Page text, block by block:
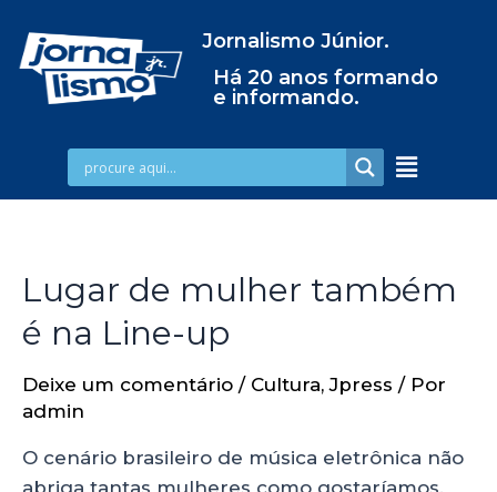
Jornalismo Júnior.
Há 20 anos formando
e informando.
Lugar de mulher também
é na Line-up
Deixe um comentário / Cultura,Jpress / Por
admin
O cenário brasileiro de música eletrônica não
abriga tantas mulheres como gostaríamos.